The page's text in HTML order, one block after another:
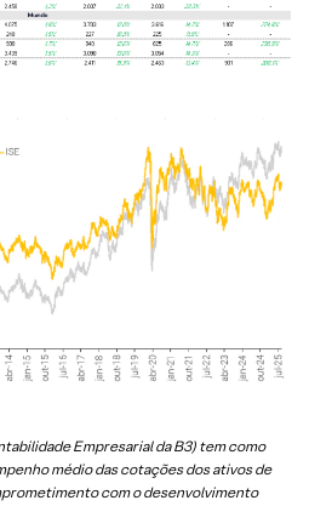
Empresarial da B3) tem como
médio das cotações dos ativos de
com o desenvolvimento